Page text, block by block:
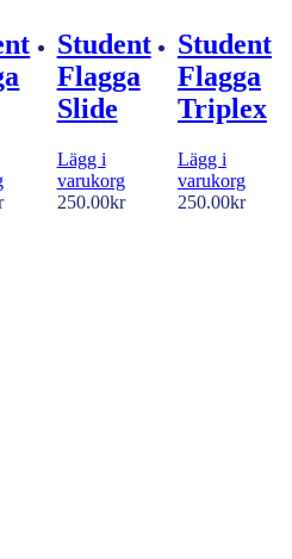
Student
Flagga
Slide
Lägg i
varukorg
250.00kr
Student
Flagga
Triplex
Lägg i
varukorg
250.00kr